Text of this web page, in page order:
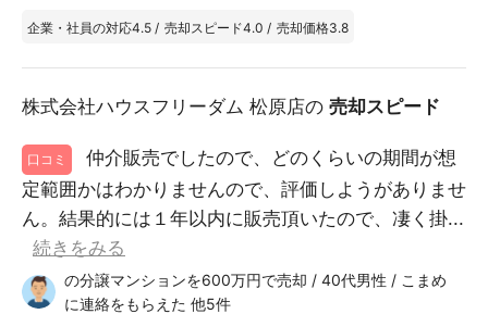
企業・社員の対応4.5 / 売却スピード4.0 / 売却価格3.8
株式会社ハウスフリーダム 松原店の 売却スピード
口コミ
仲介販売でしたので、どのくらいの期間が想
定範囲かはわかりませんので、評価しようがありませ
ん。結果的には１年以内に販売頂いたので、凄く掛...
続きをみる
の分譲マンションを600万円で売却 / 40代男性 / こまめ
に連絡をもらえた 他5件